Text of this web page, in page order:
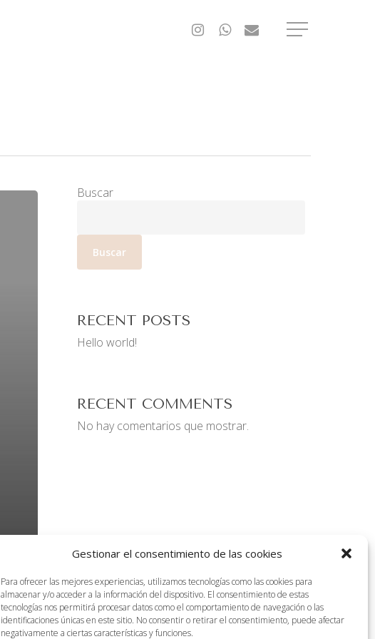
Gestionar el consentimiento de las cookies
Para ofrecer las mejores experiencias, utilizamos tecnologías como las cookies para
almacenar y/o acceder a la información del dispositivo. El consentimiento de estas
tecnologías nos permitirá procesar datos como el comportamiento de navegación o las
identificaciones únicas en este sitio. No consentir o retirar el consentimiento, puede afectar
negativamente a ciertas características y funciones.
Buscar
Buscar
RECENT POSTS
Hello world!
RECENT COMMENTS
No hay comentarios que mostrar.